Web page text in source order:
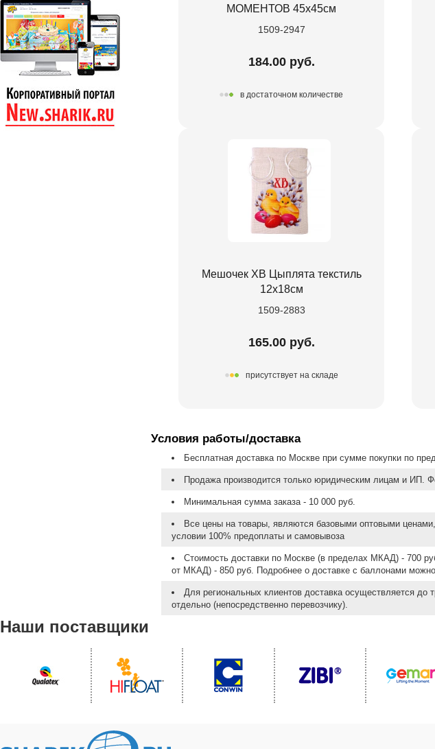
МОМЕНТОВ 45х45см
1509-2947
184.00 руб.
в достаточном количестве
Мешочек ХВ Цыплята текстиль
12х18см
1509-2883
165.00 руб.
присутствует на складе
Условия работы/доставка
Бесплатная доставка по Москве при сумме покупки по
Продажа производится только юридическим лицам и ИП.
Минимальная сумма заказа - 10 000 руб.
Все цены на товары, являются базовыми оптовыми
условии 100% предоплаты и самовывоза
Стоимость доставки по Москве (в пределах МКАД) - 700
от МКАД) - 850 руб. Подробнее о доставке с баллонами
Для региональных клиентов доставка осуществляется до
отдельно (непосредственно перевозчику).
Наши поставщики